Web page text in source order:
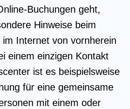
Buchungen geht,
Hinweise beim
Internet von vornherein
einem einzigen Kontakt
ist es beispielsweise
für eine gemeinsame
mit einem oder